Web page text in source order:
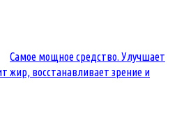
Самое мощное средство. Улучшает
жир, восстанавливает зрение и